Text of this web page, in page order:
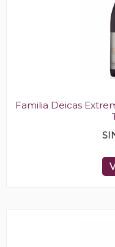
Familia Deicas